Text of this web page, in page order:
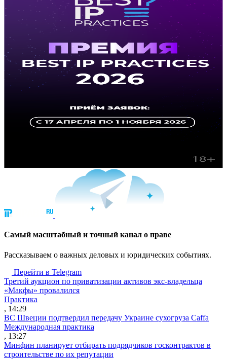
Cамый масштабный и точный канал о праве
Рассказываем о важных деловых и юридических событиях.
Перейти в Telegram
Третий аукцион по приватизации активов экс-владельца
«Макфы» провалился
Практика
, 14:29
ВС Швеции подтвердил передачу Украине сухогруза Caffa
Международная практика
, 13:27
Минфин планирует отбирать подрядчиков госконтрактов в
строительстве по их репутации